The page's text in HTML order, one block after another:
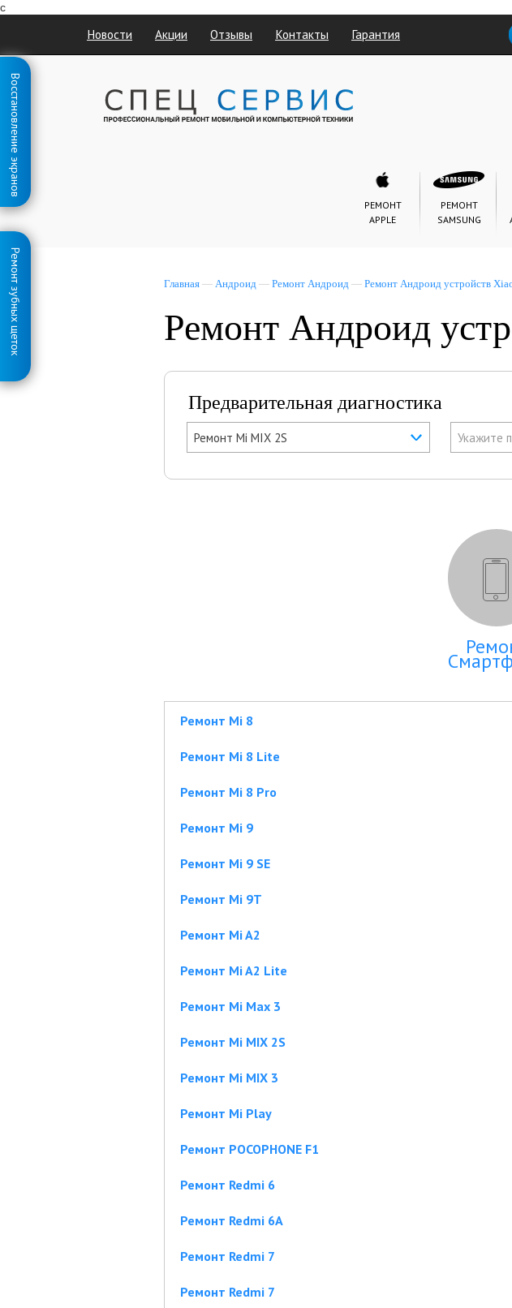
с
Восстановление экранов
Ремонт зубных щеток
Новости Акции Отзывы Контакты Гарантия
РЕМОНТ
APPLE
РЕМОНТ
SAMSUNG
Главная — Андроид — Ремонт Андроид — Ремонт Андроид устройств
Ремонт Андроид
Предварительная диагностика
Ремонт Mi MIX 2S Укажите
Ремонт Mi 8
Ремонт Mi 8 Lite
Ремонт Mi 8 Pro
Ремонт Mi 9
Ремонт Mi 9 SE
Ремонт Mi 9T
Ремонт Mi A2
Ремонт Mi A2 Lite
Ремонт Mi Max 3
Ремонт Mi MIX 2S
Ремонт Mi MIX 3
Ремонт Mi Play
Ремонт POCOPHONE F1
Ремонт Redmi 6
Ремонт Redmi 6A
Ремонт Redmi 7
Ремонт Redmi 7